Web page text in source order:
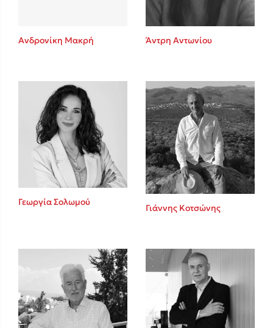
Ανδρονίκη Μακρή Άντρη Αντωνίου
Γεωργία Σολωμού
Γιάννης Κοτσώνης